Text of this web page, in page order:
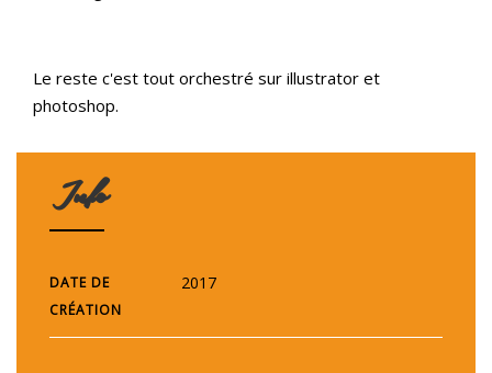
Le reste c'est tout orchestré sur illustrator et
photoshop.
Info
DATE DE
CRÉATION
2017